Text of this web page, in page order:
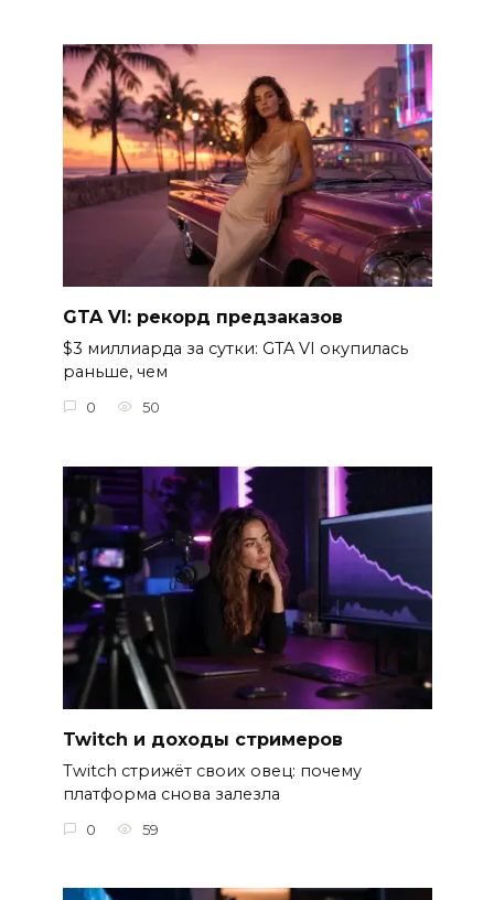
GTA VI: рекорд предзаказов
$3 миллиарда за сутки: GTA VI окупилась
раньше, чем
0 50
Twitch и доходы стримеров
Twitch стрижёт своих овец: почему
платформа снова залезла
0 59